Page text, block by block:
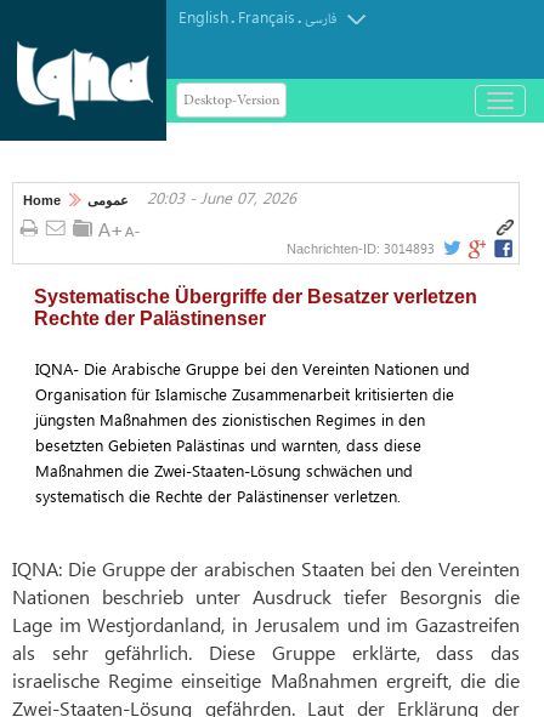
English. Français.فارسی
Desktop-Version
باز
و
کردن
Home عمومی 20:03 - June 07, 2026
Nachrichten-ID: 3014893
Systematische Übergriffe der Besatzer verletzen
Rechte der Palästinenser
IQNA- Die Arabische Gruppe bei den Vereinten Nationen und
Organisation für Islamische Zusammenarbeit kritisierten die
jüngsten Maßnahmen des zionistischen Regimes in den
besetzten Gebieten Palästinas und warnten, dass diese
Maßnahmen die Zwei-Staaten-Lösung schwächen und
systematisch die Rechte der Palästinenser verletzen.
IQNA: Die Gruppe der arabischen Staaten bei den Vereinten
Nationen beschrieb unter Ausdruck tiefer Besorgnis die
Lage im Westjordanland, in Jerusalem und im Gazastreifen
als sehr gefährlich. Diese Gruppe erklärte, dass das
israelische Regime einseitige Maßnahmen ergreift, die die
Zwei-Staaten-Lösung gefährden. Laut der Erklärung der